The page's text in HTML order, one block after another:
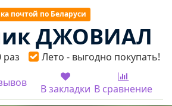
почтой по Беларуси
ДЖОВИАЛ
раз
Лето - выгодно покупать!
В закладки В сравнение